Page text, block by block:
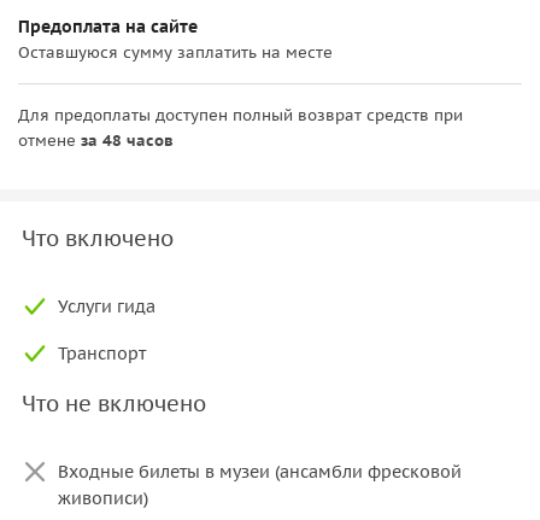
Предоплата на сайте
Оставшуюся сумму заплатить на месте
Для предоплаты доступен полный возврат средств при
отмене за 48 часов
Что включено
Услуги гида
Транспорт
Что не включено
Входные билеты в музеи (ансамбли фресковой
живописи)